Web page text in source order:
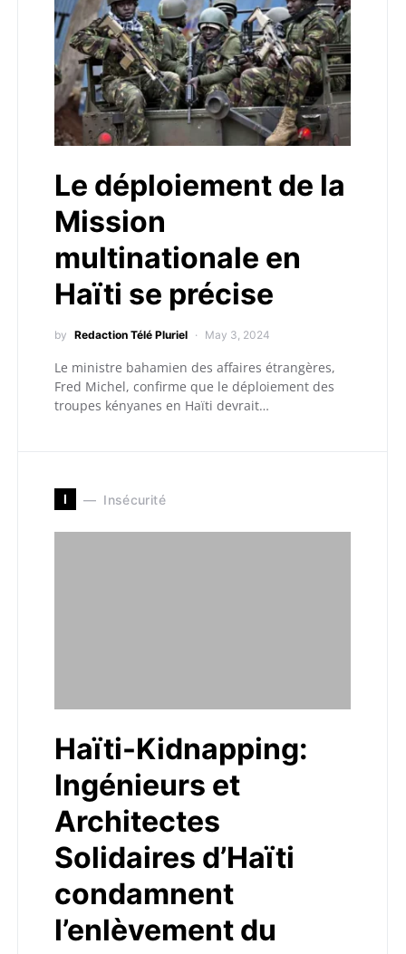
Le déploiement de la
Mission
multinationale en
Haïti se précise
by Redaction Télé Pluriel May 3, 2024
Le ministre bahamien des affaires étrangères,
Fred Michel, confirme que le déploiement des
troupes kényanes en Haïti devrait…
I Insécurité
Haïti-Kidnapping:
Ingénieurs et
Architectes
Solidaires d’Haïti
condamnent
l’enlèvement du